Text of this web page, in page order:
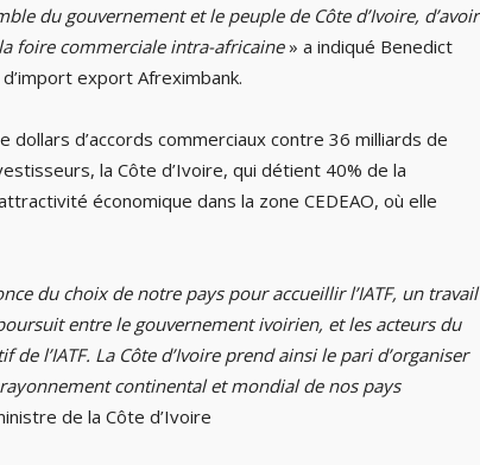
du gouvernement et le peuple de Côte d’Ivoire, d’avoir
foire commerciale intra-africaine» a indiqué Benedict
export Afreximbank.
dollars d’accords commerciaux contre 36 milliards de
la Côte d’Ivoire, qui détient 40% de la
économique dans la zone CEDEAO, où elle
du choix de notre pays pour accueillir l’IATF, un travail
entre le gouvernement ivoirien, et les acteurs du
l’IATF. La Côte d’Ivoire prend ainsi le pari d’organiser
continental et mondial de nos pays
de la Côte d’Ivoire